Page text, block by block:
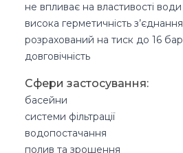
не впливає на властивості води
висока герметичність з’єднання
розрахований на тиск до 16 бар
довговічність
Сфери застосування:
басейни
системи фільтрації
водопостачання
полив та зрошення